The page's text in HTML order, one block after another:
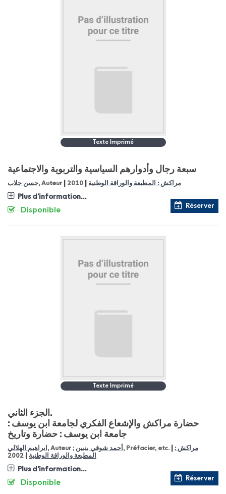
Texte Imprimé
سبعة رجال وأدوارهم السياسية والتربوية والاجتماعية
حسن جلاب, Auteur مراكش : المطبعة والوراقة الوطنية 2010
Plus d'information...
Réserver
Disponible
Texte Imprimé
الجزء الثاني.
حضارة مراكش والإشعاع الفكري لجامعة ابن يوسف :
جامعة ابن يوسف : حضارة وتاريخ
ابراهيم الهلالي , Auteur ; أحمد شوقي بنبين , Préfacier, etc.
مراكش :
المطبعة والوراقة الوطنية
2002
Plus d'information...
Réserver
Disponible